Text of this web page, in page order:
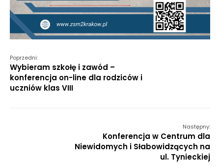
Poprzedni:
Wybieram szkołę i zawód –
konferencja on-line dla rodziców i
uczniów klas VIII
Następny:
Konferencja w Centrum dla
Niewidomych i Słabowidzących na
ul. Tynieckiej